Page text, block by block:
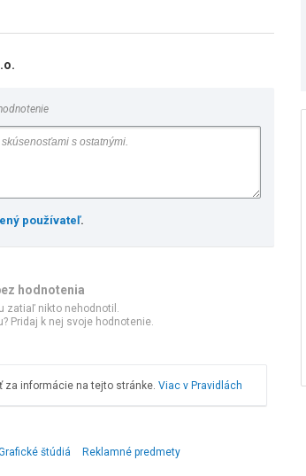
používateľ.
hodnotenia
zatiaľ nikto nehodnotil.
Pridaj k nej svoje hodnotenie.
za informácie na tejto stránke. Viac v Pravidlách
štúdiá Reklamné predmety